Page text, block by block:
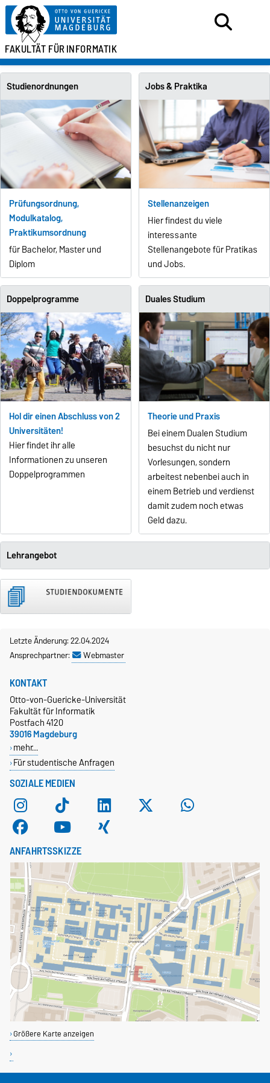
FAKULTÄT FÜRINFORMATIK
Studienordnungen
Prüfungsordnung,
Modulkatalog,
Praktikumsordnung
für Bachelor, Master und
Diplom
Jobs & Praktika
Stellenanzeigen
Hier findest du viele
interessante
Stellenangebote für Pratikas
und Jobs.
Doppelprogramme
Hol dir einen Abschluss von 2
Universitäten!
Hier findet ihr alle
Informationen zu unseren
Doppelprogrammen
Duales Studium
Theorie und Praxis
Bei einem Dualen Studium
besuchst du nicht nur
Vorlesungen, sondern
arbeitest nebenbei auch in
einem Betrieb und verdienst
damit zudem noch etwas
Geld dazu.
Lehrangebot
Letzte Änderung: 22.04.2024
Ansprechpartner:
Webmaster
SOZIALE MEDIEN
KONTAKT
Otto-von-Guericke-Universität
Fakultät für Informatik
Postfach 4120
39016 Magdeburg
mehr…
Für studentische Anfragen
ANFAHRTSSKIZZE
Größere Karte anzeigen